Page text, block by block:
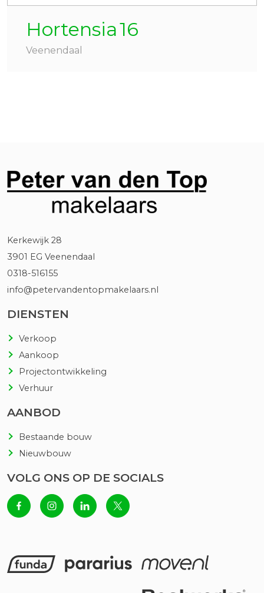
Hortensia16
Veenendaal
Kerkewijk 28
3901 EG Veenendaal
0318-516155
info@petervandentopmakelaars.nl
DIENSTEN
Verkoop
Aankoop
Projectontwikkeling
Verhuur
AANBOD
Bestaande bouw
Nieuwbouw
VOLG ONS OP DE SOCIALS